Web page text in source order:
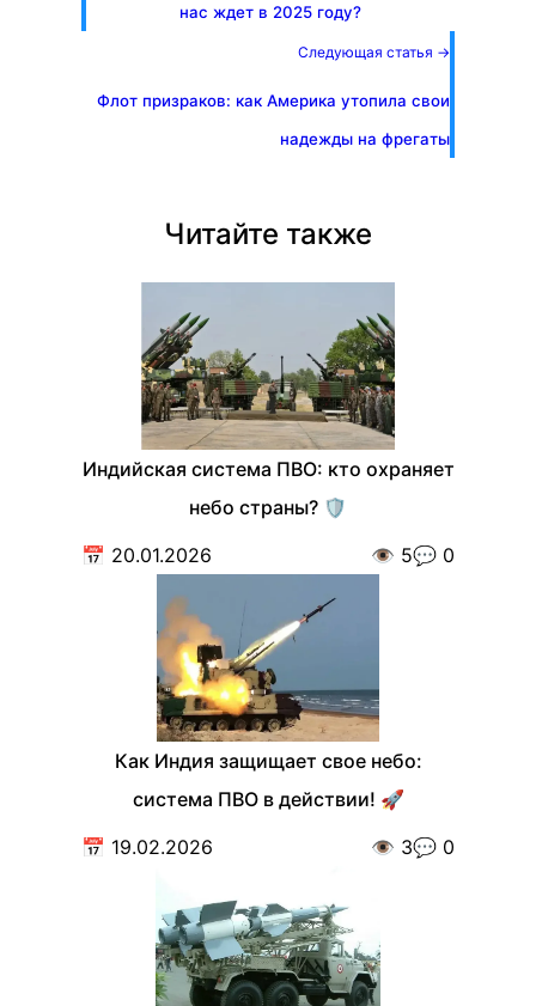
нас ждет в 2025 году?
Следующая статья →
Флот призраков: как Америка утопила свои
надежды на фрегаты
Читайте также
Индийская система ПВО: кто охраняет
небо страны? 🛡️
📅 20.01.2026 👁️ 5💬 0
Как Индия защищает свое небо:
система ПВО в действии! 🚀
📅 19.02.2026 👁️ 3💬 0